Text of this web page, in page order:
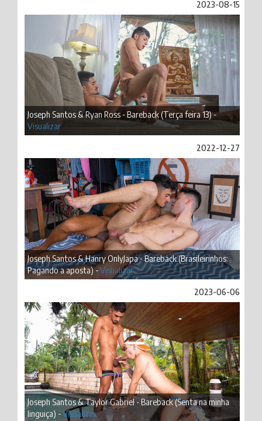
2023-08-15
Joseph Santos & Ryan Ross - Bareback (Terça feira 13) -
Visualizar
2022-12-27
Joseph Santos & Hanry OnlyJapa - Bareback (Brasileirinhos:
Pagando a aposta) -Visualizar
2023-06-06
Joseph Santos & Taylor Gabriel - Bareback (Senta na minha
linguiça) -Visualizar